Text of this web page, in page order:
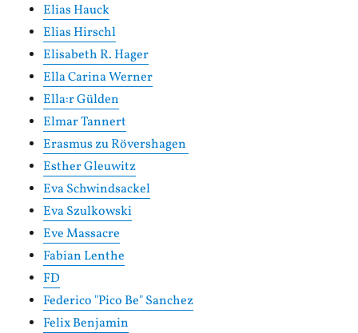
Elias Hauck
Elias Hirschl
Elisabeth R. Hager
Ella Carina Werner
Ella:r Gülden
Elmar Tannert
Erasmus zu Rövershagen
Esther Gleuwitz
Eva Schwindsackel
Eva Szulkowski
Eve Massacre
Fabian Lenthe
FD
Federico "Pico Be" Sanchez
Felix Benjamin